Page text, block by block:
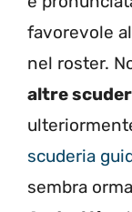
favorevole
nel roster.
altre
scuderia
sembra